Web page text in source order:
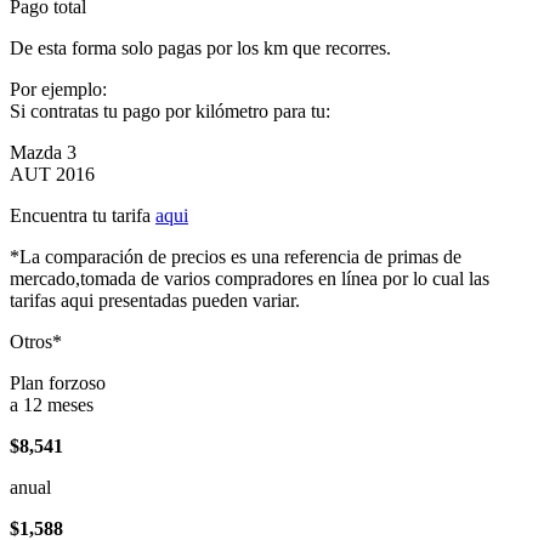
Pago total
De esta forma solo pagas por los km que recorres.
Por ejemplo:
Si contratas tu pago por kilómetro para tu:
Mazda 3
AUT 2016
Encuentra tu tarifa aqui
*La comparación de precios es una referencia de primas de
mercado,tomada de varios compradores en línea por lo cual las
tarifas aqui presentadas pueden variar.
Otros*
Plan forzoso
a 12 meses
$8,541
anual
$1,588